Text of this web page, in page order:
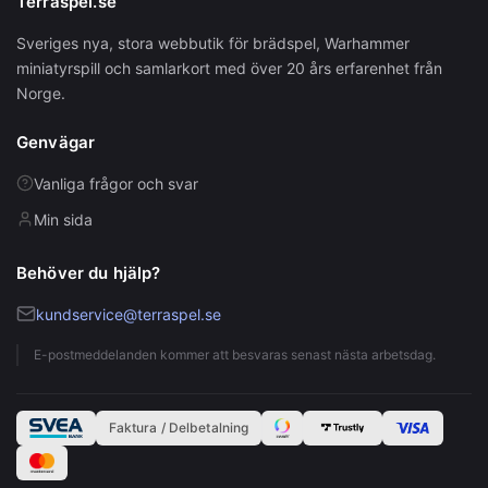
Sveriges nya, stora webbutik för brädspel, Warhammer
miniatyrspill och samlarkort med över 20 års erfarenhet från
Norge.
Genvägar
Vanliga frågor och svar
Min sida
Behöver du hjälp?
kundservice@terraspel.se
E-postmeddelanden kommer att besvaras senast nästa arbetsdag.
Faktura / Delbetalning